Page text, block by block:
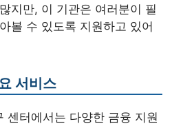
지만, 이 기관은 여러분이 필
볼 수 있도록 지원하고 있어
서비스
센터에서는 다양한 금융 지원